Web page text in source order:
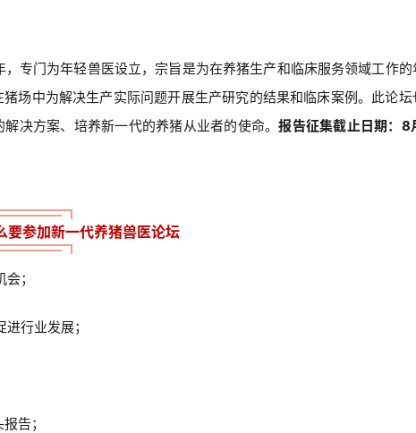
，专门为年轻兽医设立，宗旨是为在养猪生产和临床服务领域工作的
场中为解决生产实际问题开展生产研究的结果和临床案例。此论坛
决方案、培养新一代的养猪从业者的使命。报告征集截止日期：8
要参加新一代养猪兽医论坛
；
行业发展；
告；